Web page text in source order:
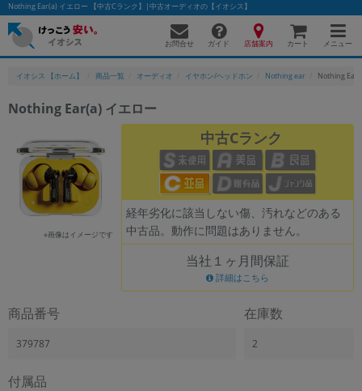
Nothing Ear(a) イエロー 【中古Cランク】|中古オーディオの【イオシス】
お問合せ ガイド 店舗案内 カート メニュー
イオシス 【ホーム】 商品一覧 オーディオ イヤホン/ヘッドホン Nothing ear Nothing
Nothing Ear(a) イエロー
※画像はイメージです
中古Cランク
経年劣化に該当しない傷、汚れなどのある
中古品。動作に問題はありません。
当社１ヶ月間保証
詳細はこちら
商品番号
379787
在庫数
2
付属品
かんたんパソコン検索に切り替える
フリーワード
除外ワード
EliteBookMacBook
シリーズ